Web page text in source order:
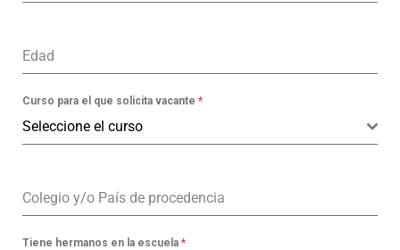
Edad
Curso para el que solicita vacante *
Seleccione el curso
Colegio y/o País de procedencia
Tiene hermanos en la escuela *